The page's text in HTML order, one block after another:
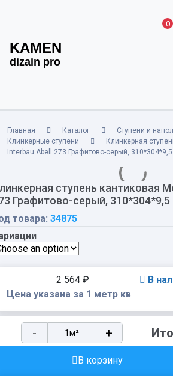
KAMEN
dizain pro
0
Главная Каталог
Ступени и
Клинкерные ступени
Клинкерная
Interbau Abell 273 Графитово-серый,
ступень кантиковая
Графитово-серый, 310*304*9,5
товара: 34875
2 564 ₽
В
Цена указана за 1 метр кв
Клинкерная
ступень
- +
В корзину